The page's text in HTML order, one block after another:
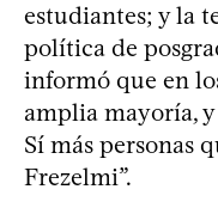
estudiantes; y la
política de
informó que en
amplia mayoría,
Sí más personas
Frezelmi”.